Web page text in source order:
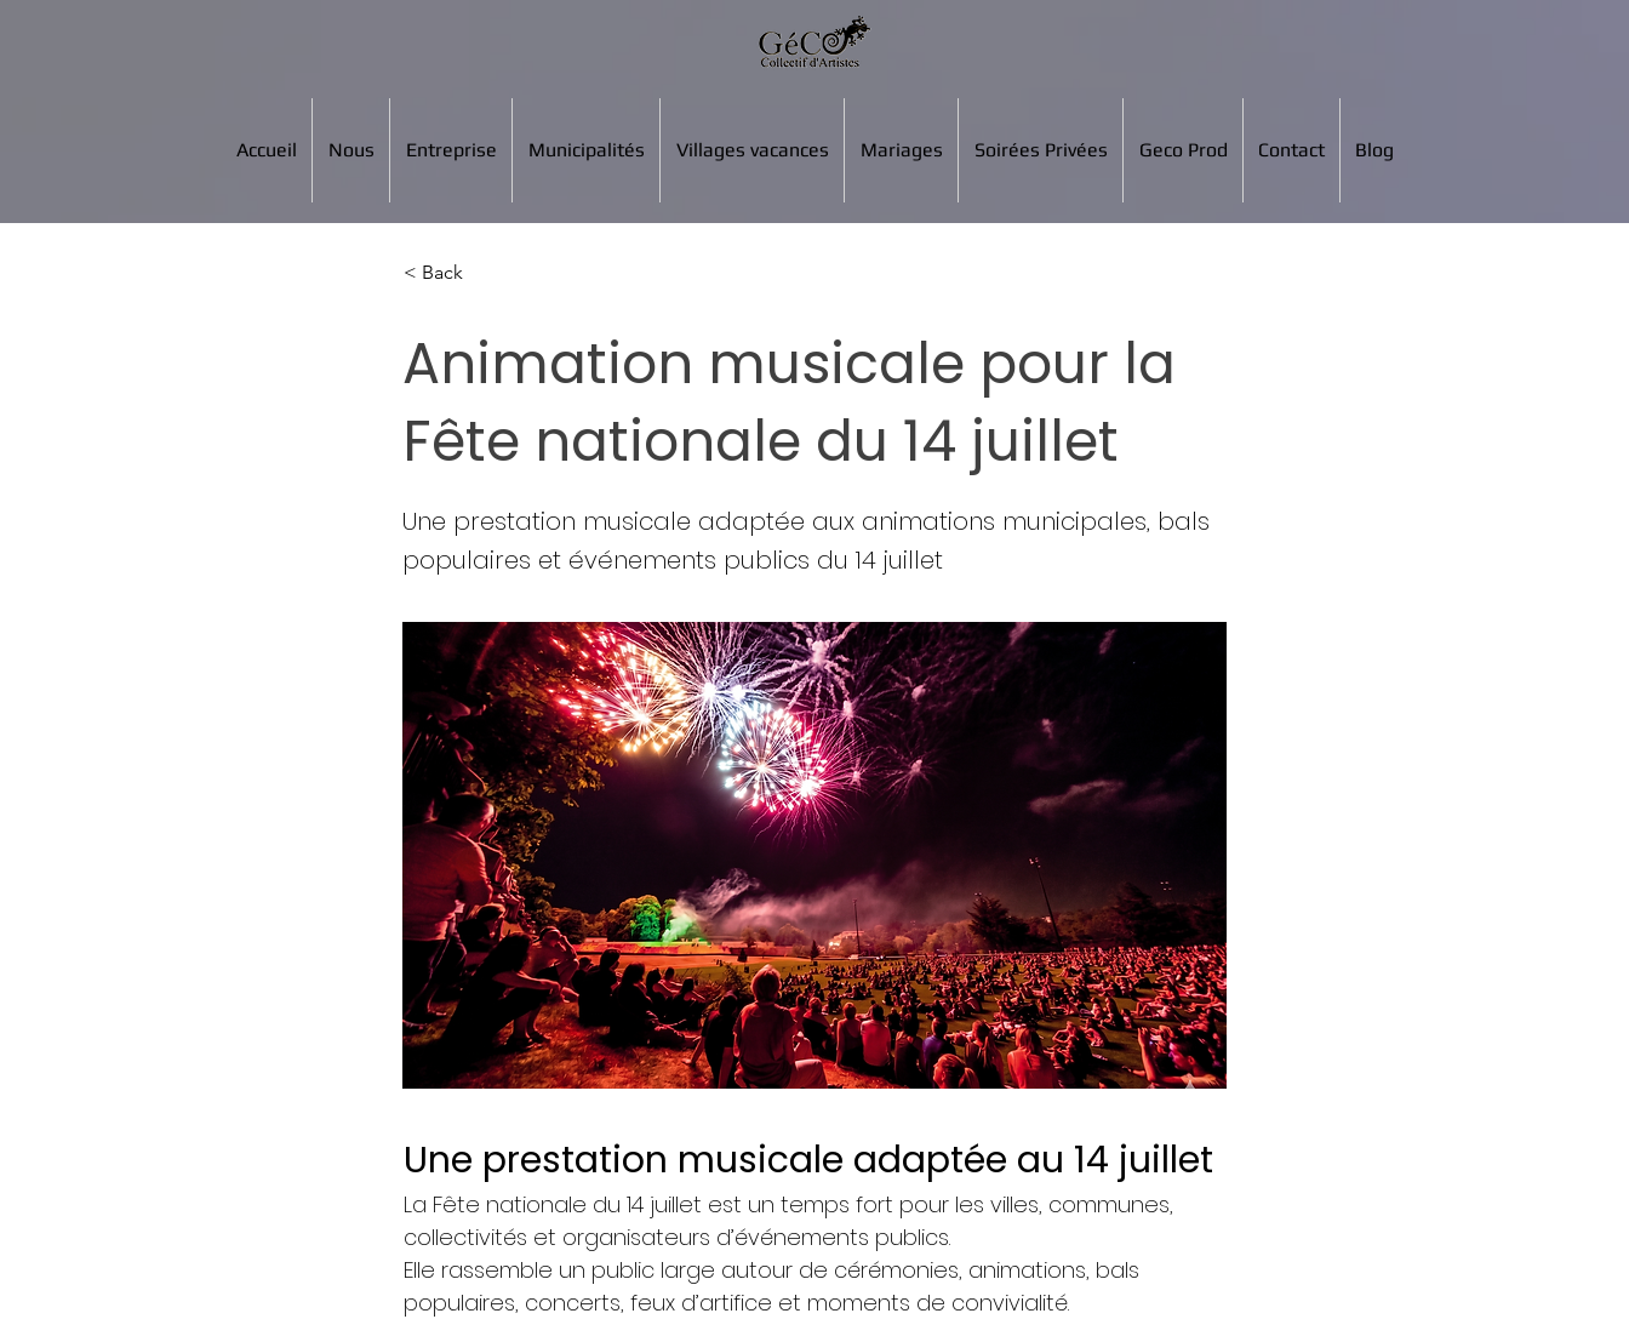
Accueil Nous Entreprise Municipalités Villages vacances Mariages Soirées Privées Geco Prod Contact Blog
< Back
Animation musicale pour la
Fête nationale du 14 juillet
Une prestation musicale adaptée aux animations municipales, bals
populaires et événements publics du 14 juillet
Une prestation musicale adaptée au 14 juillet
La Fête nationale du 14 juillet est un temps fort pour les villes, communes,
collectivités et organisateurs d’événements publics.
Elle rassemble un public large autour de cérémonies, animations, bals
populaires, concerts, feux d’artifice et moments de convivialité.